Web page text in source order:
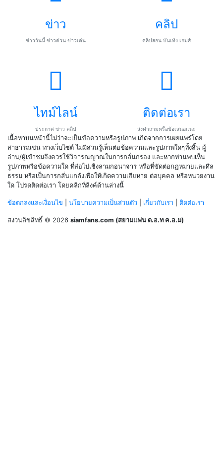
ข่าว
ข่าววันนี้ ข่าวด่วน ข่าวเด่น
คลิป
คลิปสอน บันเทิง เกมส์
ไทม์ไลน์
ประกาศ ข่าว คลิป
ติดต่อเรา
ส่งคำถามหรือข้อเสนอแนะ
เนื้อหาบนหน้านี้ไม่ว่าจะเป็นข้อความหรือรูปภาพ เกิดจากการเผยแพร่โดย
สาธารณชน ทางเว็บไซต์ ไม่มีส่วนรู้เห็นต่อข้อความและรูปภาพใดๆทั้งสิ้น ผู้
อ่าน/ผู้เข้าชมจึงควรใช้วิจารณญาณในการกลั่นกรอง และหากท่านพบเห็น
รูปภาพหรือข้อความใด ที่ส่อไปเชิงลามกอนาจาร หรือที่ขัดต่อกฎหมายและศีล
ธรรม หรือเป็นการกลั่นแกล้งเพื่อให้เกิดความเสียหาย ต่อบุคคล หรือหน่วยงาน
ใด โปรดติดต่อเรา โดยคลิกที่ลิงค์ด้านล่างนี้
ข้อตกลงและเงื่อนไข นโยบายความเป็นส่วนตัว เกี่ยวกับเรา ติดต่อเรา
สงวนลิขสิทธิ์ © 2026 siamfans.com (สยามแฟน ด.อ.ท ค.อ.ม)